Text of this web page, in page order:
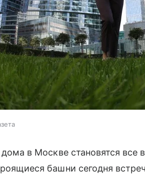
в Москве становятся
башни сегодня